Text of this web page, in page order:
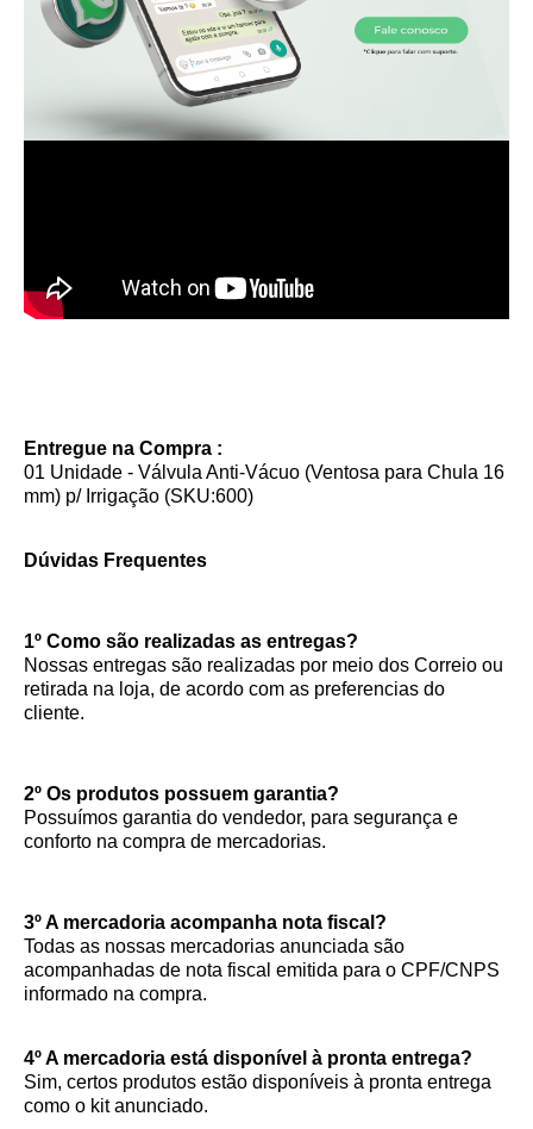
Entregue na Compra :
01 Unidade - Válvula Anti-Vácuo (Ventosa para Chula 16
mm) p/ Irrigação (SKU:600)
Dúvidas Frequentes
1º Como são realizadas as entregas?
Nossas entregas são realizadas por meio dos Correio ou
retirada na loja, de acordo com as preferencias do
cliente.
2º Os produtos possuem garantia?
Possuímos garantia do vendedor, para segurança e
conforto na compra de mercadorias.
3º A mercadoria acompanha nota fiscal?
Todas as nossas mercadorias anunciada são
acompanhadas de nota fiscal emitida para o CPF/CNPS
informado na compra.
4º A mercadoria está disponível à pronta entrega?
Sim, certos produtos estão disponíveis à pronta entrega
como o kit anunciado.